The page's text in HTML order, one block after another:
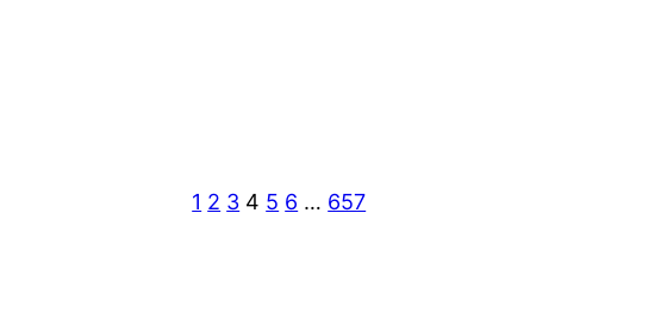
1 2 3 4 5 6 … 657